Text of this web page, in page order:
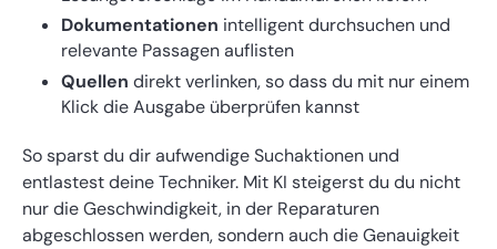
Dokumentationen intelligent durchsuchen und
relevante Passagen auflisten
Quellendirekt verlinken, so dass du mit nur einem
Klick die Ausgabe überprüfen kannst
So sparst du dir aufwendige Suchaktionen und
entlastest deine Techniker. Mit KI steigerst du du nicht
nur die Geschwindigkeit, in der Reparaturen
abgeschlossen werden, sondern auch die Genauigkeit